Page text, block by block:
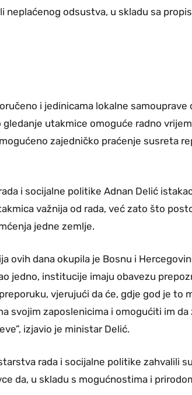
neplaćenog odsustva, u skladu sa
i jedinicama lokalne
gledanje utakmice omoguće radno
zajedničko praćenje susreta
i socijalne politike Adnan Delić
važnija od rada, već zato što
jedne zemlje.
ovih dana okupila je Bosnu i
jedno, institucije imaju obavezu
vjerujući da će, gdje god je to
svojim zaposlenicima i omogućiti im
izjavio je ministar Delić.
rada i socijalne politike zahvalili
da, u skladu s mogućnostima i